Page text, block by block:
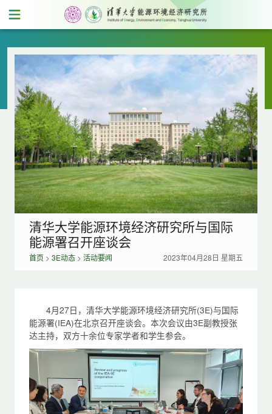
清华大学能源环境经济研究所与国际
能源署召开座谈会
首页 > 3E动态 > 活动要闻 2023年04月28日 星期五
4月27日，清华大学能源环境经济研究所(3E)与国际
能源署(IEA)在北京召开座谈会。本次会议由3E副教授张
达主持，双方十余位专家学者和学生参会。